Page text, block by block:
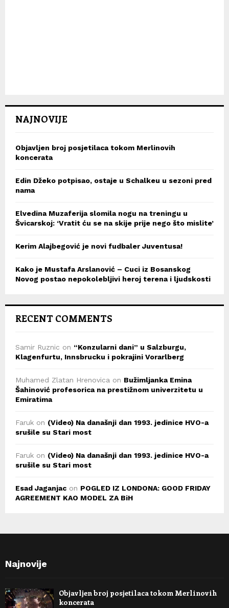
NAJNOVIJE
Objavljen broj posjetilaca tokom Merlinovih
koncerata
Edin Džeko potpisao, ostaje u Schalkeu u sezoni pred
nama
Elvedina Muzaferija slomila nogu na treningu u
Švicarskoj: ‘Vratit ću se na skije prije nego što mislite’
Kerim Alajbegović je novi fudbaler Juventusa!
Kako je Mustafa Arslanović – Cuci iz Bosanskog
Novog postao nepokolebljivi heroj terena i ljudskosti
RECENT COMMENTS
Samir Ruznic on “Konzularni dani” u Salzburgu,
Klagenfurtu, Innsbrucku i pokrajini Vorarlberg
Muhamed Zlatan Hrenovica on Bužimljanka Emina
Šahinović profesorica na prestižnom univerzitetu u
Emiratima
Faruk on (Video) Na današnji dan 1993. jedinice HVO-a
srušile su Stari most
Faruk on (Video) Na današnji dan 1993. jedinice HVO-a
srušile su Stari most
Esad Jaganjac on POGLED IZ LONDONA: GOOD FRIDAY
AGREEMENT KAO MODEL ZA BiH
Najnovije
Objavljen broj posjetilaca tokom Merlinovih
koncerata